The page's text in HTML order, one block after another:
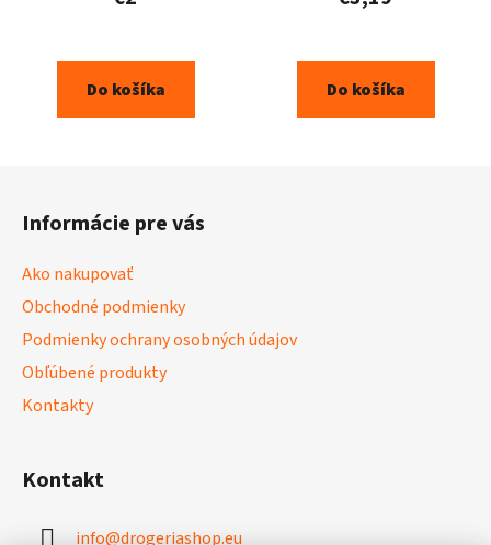
Do košíka Do košíka
Informácie pre vás
Ako nakupovať
Obchodné podmienky
Podmienky ochrany osobných údajov
Obľúbené produkty
Kontakty
Kontakt
info@drogeriashop.eu